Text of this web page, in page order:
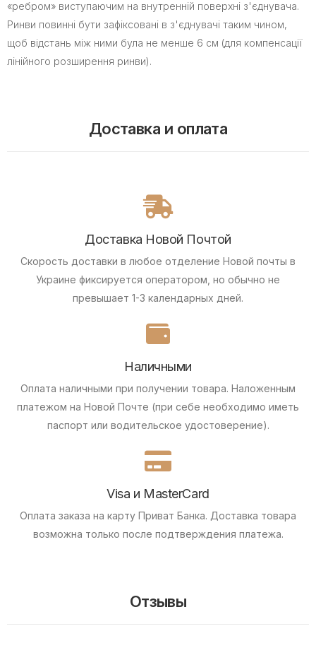
«ребром» виступаючим на внутренній поверхні з'єднувача.
Ринви повинні бути зафіксовані в з'єднувачі таким чином,
щоб відстань між ними була не менше 6 см (для компенсації
лінійного розширення ринви).
Доставка и оплата
Доставка Новой Почтой
Скорость доставки в любое отделение Новой почты в
Украине фиксируется оператором, но обычно не
превышает 1-3 календарных дней.
Наличными
Оплата наличными при получении товара. Наложенным
платежом на Новой Почте (при себе необходимо иметь
паспорт или водительское удостоверение).
Visa и MasterCard
Оплата заказа на карту Приват Банка. Доставка товара
возможна только после подтверждения платежа.
Отзывы